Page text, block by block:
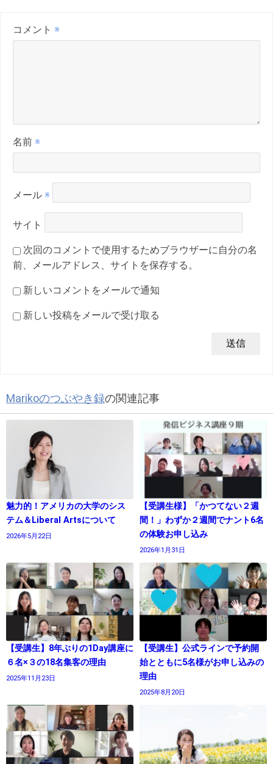
コメント ※
名前 ※
メール ※
サイト
次回のコメントで使用するためブラウザーに自分の名
前、メールアドレス、サイトを保存する。
新しいコメントをメールで通知
新しい投稿をメールで受け取る
Marikoのつぶやき録の関連記事
魅力的！アメリカの大学のシス
テム＆Liberal Artsについて
2026年5月22日
【受講生様】「かつてない２週
間！」わずか２週間でナント6名
の体験お申し込み
2026年1月31日
【受講生】8年ぶりの1Day講座に
６名×３の18名集客の理由
2025年11月23日
【受講生】公式ラインで予約開
始とともに5名様がお申し込みの
理由
2025年8月20日